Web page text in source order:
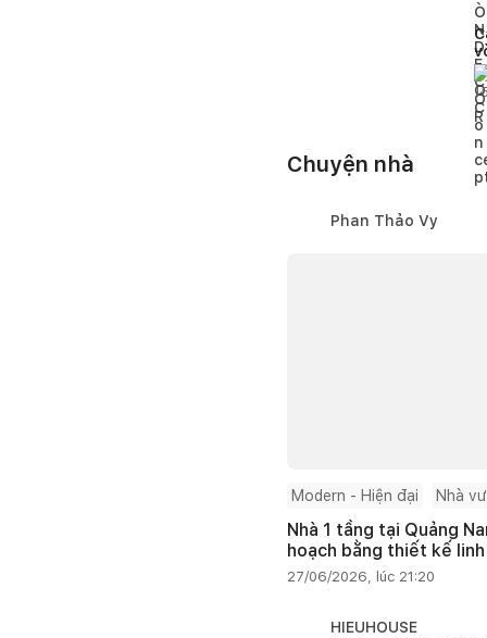
Chuyện nhà
Phan Thảo Vy
Modern - Hiện đại Nhà
Nhà 1 tầng tại Quảng
hoạch bằng thiết kế
27/06/2026, lúc 21:20
HIEUHOUSE